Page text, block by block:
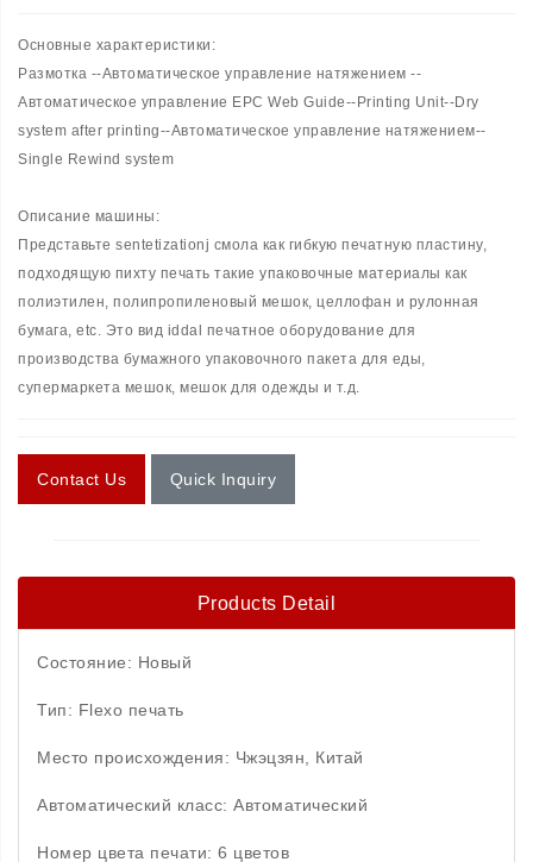
Основные характеристики:
Размотка --Автоматическое управление натяжением --
Автоматическое управление EPC Web Guide--Printing Unit--Dry
system after printing--Автоматическое управление натяжением--
Single Rewind system
Описание машины:
Представьте sentetizationj смола как гибкую печатную пластину,
подходящую пихту печать такие упаковочные материалы как
полиэтилен, полипропиленовый мешок, целлофан и рулонная
бумага, etc. Это вид iddal печатное оборудование для
производства бумажного упаковочного пакета для еды,
супермаркета мешок, мешок для одежды и т.д.
Contact Us Quick Inquiry
Products Detail
Состояние: Новый
Тип: Flexo печать
Место происхождения: Чжэцзян, Китай
Автоматический класс: Автоматический
Номер цвета печати: 6 цветов